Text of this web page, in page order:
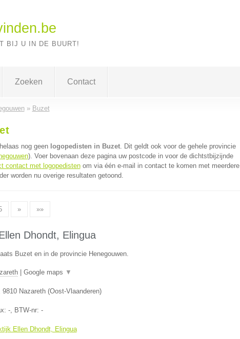
BIJ U IN DE BUURT!
Zoeken Contact
» Buzet
nog geen logopedisten in Buzet. Dit geldt ook voor de gehele provincie
). Voer bovenaan deze pagina uw postcode in voor de dichtstbijzijnde
contact met logopedistenom via één e-mail in contact te komen met meerdere
worden nu overige resultaten getoond.
» »»
Dhondt, Elingua
Buzet en in de provincie Henegouwen.
| Google maps ▼
9810 Nazareth(Oost-Vlaanderen)
-, BTW-nr: -
Ellen Dhondt, Elingua